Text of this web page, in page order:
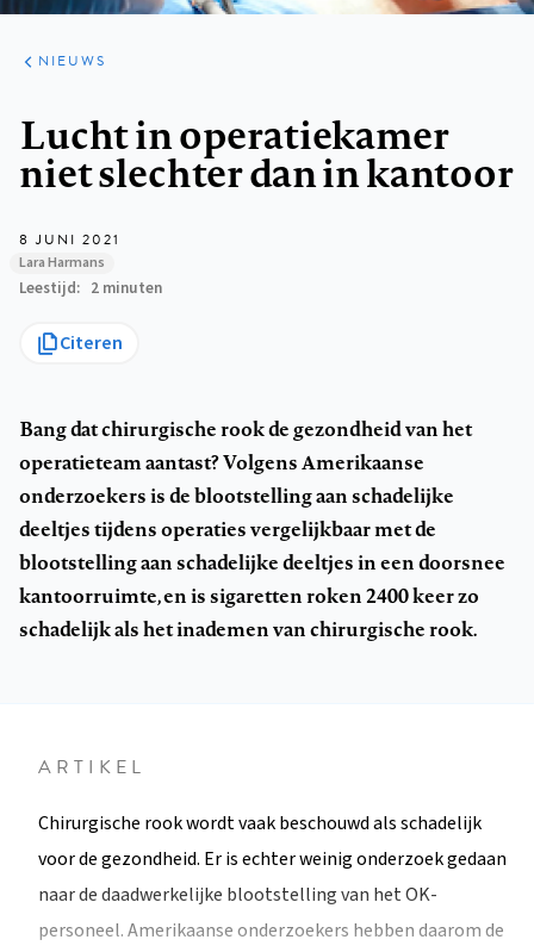
ARTIKELEN
HET
KORT
NIEUWS
Lucht in operatiekamer
niet slechter dan in kantoor
8 JUNI 2021
Lara Harmans
Leestijd 2 minuten
Citeren
Bang dat chirurgische rook de gezondheid van het
operatieteam aantast? Volgens Amerikaanse
onderzoekers is de blootstelling aan schadelijke
deeltjes tijdens operaties vergelijkbaar met de
blootstelling aan schadelijke deeltjes in een doorsnee
kantoorruimte, en is sigaretten roken 2400 keer zo
schadelijk als het inademen van chirurgische rook.
ARTIKEL
Chirurgische rook wordt vaak beschouwd als schadelijk
voor de gezondheid. Er is echter weinig onderzoek gedaan
naar de daadwerkelijke blootstelling van het OK-
personeel. Amerikaanse onderzoekers hebben daarom de